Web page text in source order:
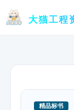
大猫工程
精品标书